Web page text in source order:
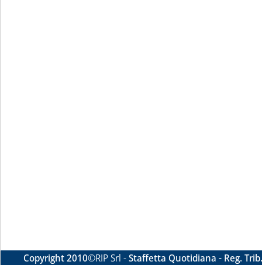
Copyright 2010©RIP Srl -Staffetta Quotidiana - Reg.